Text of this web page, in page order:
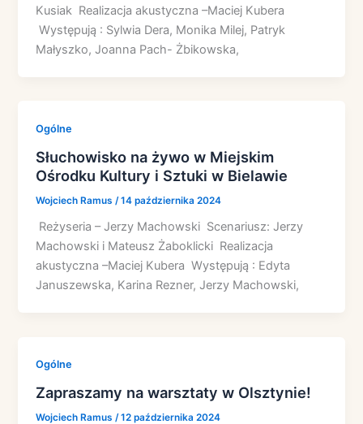
Kusiak Realizacja akustyczna –Maciej Kubera
Występują : Sylwia Dera, Monika Milej, Patryk
Małyszko, Joanna Pach- Żbikowska,
Ogólne
Słuchowisko na żywo w Miejskim
Ośrodku Kultury i Sztuki w Bielawie
Wojciech Ramus /14 października 2024
Reżyseria – Jerzy Machowski Scenariusz: Jerzy
Machowski i Mateusz Żaboklicki Realizacja
akustyczna –Maciej Kubera Występują : Edyta
Januszewska, Karina Rezner, Jerzy Machowski,
Ogólne
Zapraszamy na warsztaty w Olsztynie!
Wojciech Ramus/12 października 2024